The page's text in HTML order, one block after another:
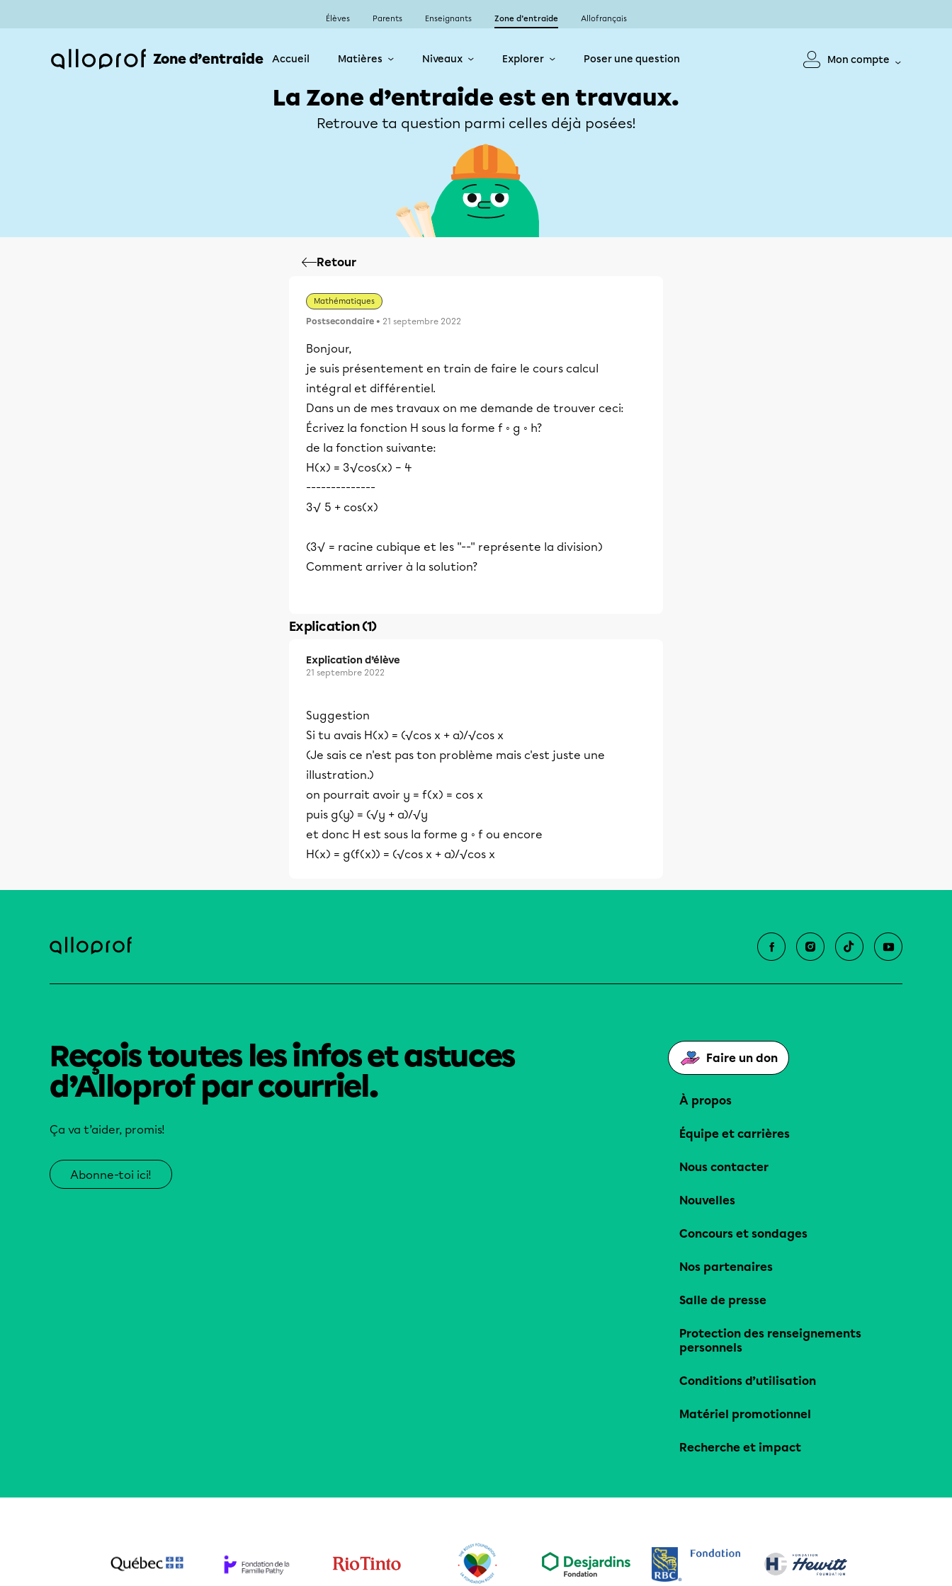
Élèves Parents Enseignants Zone d’entraide Allofrançais
Zone d’entraide Accueil Matières Niveaux Explorer Poser une question Mon compte
La Zone d’entraide est en travaux.
Retrouve ta question parmi celles déjà posées!
Retour
Mathématiques
Postsecondaire • 21 septembre 2022
Bonjour,
je suis présentement en train de faire le cours calcul
intégral et différentiel.
Dans un de mes travaux on me demande de trouver ceci:
Écrivez la fonction H sous la forme f ◦ g ◦ h?
de la fonction suivante:
H(x) = 3√cos(x) − 4
--------------
3√ 5 + cos(x)
(3√ = racine cubique et les ''--'' représente la division)
Comment arriver à la solution?
Explication (1)
Explication d’élève
21 septembre 2022
Suggestion
Si tu avais H(x) = (√cos x + a)/√cos x
(Je sais ce n'est pas ton problème mais c'est juste une
illustration.)
on pourrait avoir y = f(x) = cos x
puis g(y) = (√y + a)/√y
et donc H est sous la forme g ◦ f ou encore
H(x) = g(f(x)) = (√cos x + a)/√cos x
Reçois toutes les infos et astuces
d’Alloprof par courriel.
Ça va t’aider, promis!
Abonne-toi ici!
Faire un don
À propos
Équipe et carrières
Nous contacter
Nouvelles
Concours et sondages
Nos partenaires
Salle de presse
Protection des renseignements
personnels
Conditions d’utilisation
Matériel promotionnel
Recherche et impact